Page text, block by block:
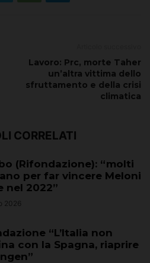
Lavoro: Prc, morte Taher
un’altra vittima dello
sfruttamento e della crisi
climatica
CORRELATI
(Rifondazione): “molti
per far vincere Meloni
nel 2022”
2026
“L’Italia non
con la Spagna, riaprire